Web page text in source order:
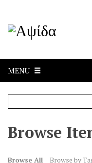
MENU
Browse
Browse All Browse by